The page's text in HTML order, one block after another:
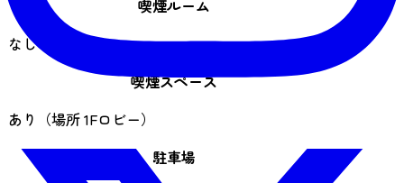
喫煙ルーム
なし
喫煙スペース
あり（場所 1Fロビー）
駐車場